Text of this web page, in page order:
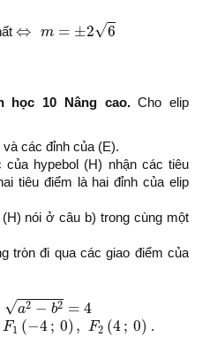
⇔ m = ±2√6
học 10 Nâng cao.Cho elip
các đỉnh của (E).
hypebol (H) nhận các tiêu
tiêu điểm là hai đỉnh của elip
nói ở câu b) trong cùng một
tròn đi qua các giao điểm của
√a2 − b2 = 4
F1 (−4 ; 0), F2 (4; 0)
F1 (− ; 0 ,F 4;0 )
.